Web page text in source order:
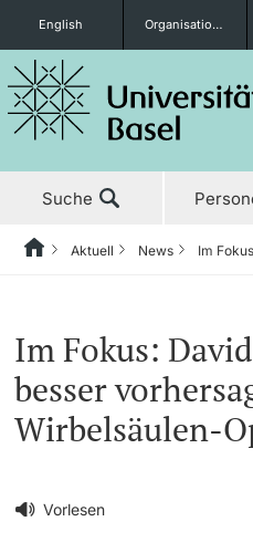
English Organisationseinheiten
Suche
Aktuell
‡ ‡ ‡ ‡
News
‡ ‡ ‡ ‡
Newsletter bestellen
‡ ‡ ‡ ‡
‡ ‡ ‡ ‡ ‡ ‡ ‡ ‡ ‡ ‡ ‡ ‡ ‡ ‡ ‡ ‡
Studium
Forschung
HomeZurückAktuell News Im
Vorlesen
Im Fokus:
besser
Wirbelsäulen-